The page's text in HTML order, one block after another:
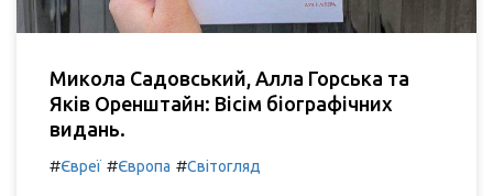
Микола Садовський, Алла Горська та
Яків Оренштайн: Вісім біографічних
видань.
#Євреї #Європа #Світогляд